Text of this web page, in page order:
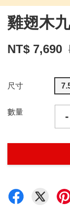
雞翅木
NT$ 7,690
尺寸
數量 -